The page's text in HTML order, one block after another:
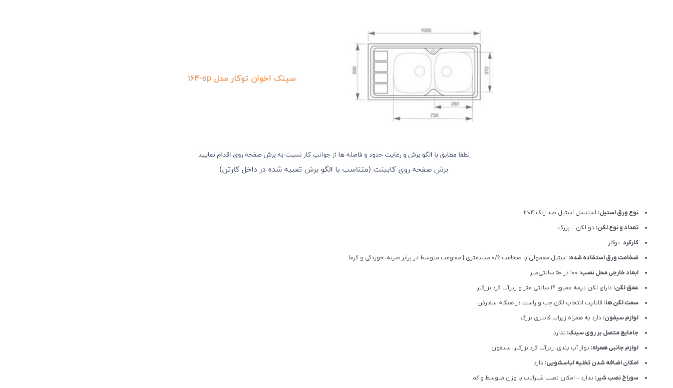
نوع ورق استیل: استنسل استیل ضد زنگ 304
تعداد و نوع لگن: دو لگن – بزرگ
کارکرد: توکار
ضخامت ورق استفاده شده: استیل معمولی با ضخامت 0/6 میلیمتری | مقاومت متوسط در برابر ضربه، خوردگی و گرما
ابعاد خارجی محل نصب:
عمق لگن: دارای لگن نیمه عمیق 14 سانتی متر و زیرآب گرد بزرگتر
سمت لگن ها: قابلیت انتخاب لگن چپ و راست در هنگام سفارش
لوازم سیفون: دارد به همراه زیراب فانتزی بزرگ
جامایع متصل بر روی سینک: ندارد
لوازم جانبی همراه: نوار آب بندی، زیرآب گرد بزرگتر، سیفون
امکان اضافه شدن تخلیه لباسشویی: دارد
سوراخ نصب شیر: ندارد – امکان نصب شیرالات با وزن متوسط و کم